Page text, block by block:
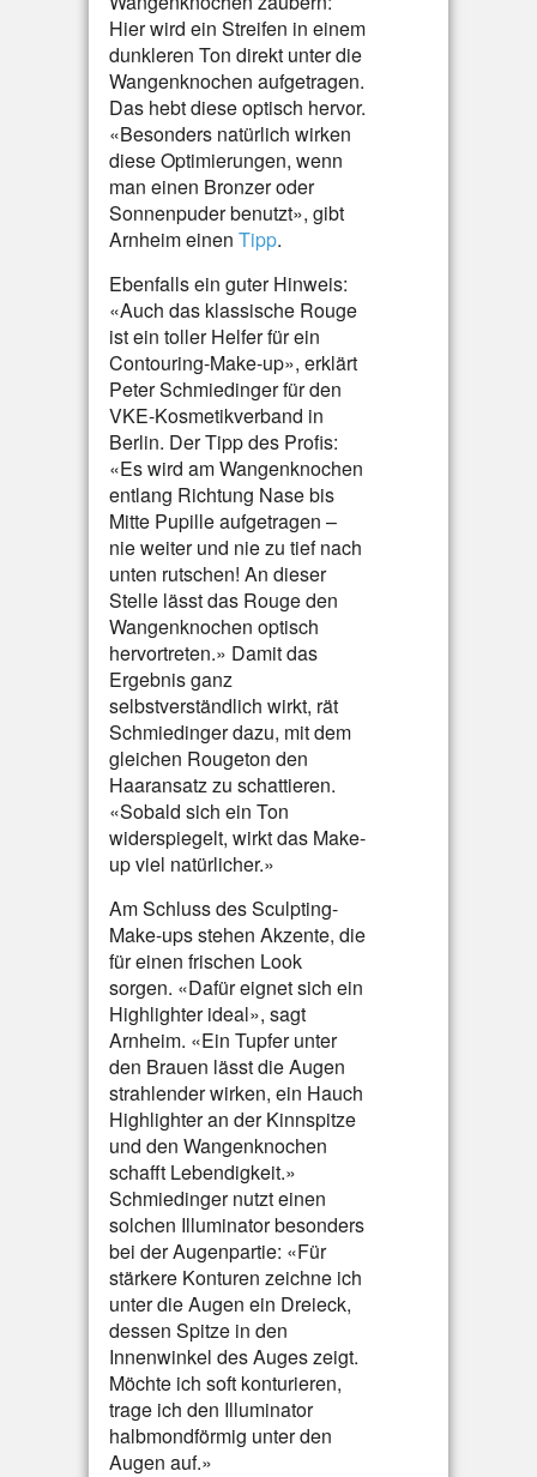
Hier wird ein Streifen in einem
dunkleren Ton direkt unter die
Wangenknochen aufgetragen.
Das hebt diese optisch hervor.
«Besonders natürlich wirken
diese Optimierungen, wenn
man einen Bronzer oder
Sonnenpuder benutzt», gibt
Arnheim einen Tipp.
Ebenfalls ein guter Hinweis:
«Auch das klassische Rouge
ist ein toller Helfer für ein
Contouring-Make-up», erklärt
Peter Schmiedinger für den
VKE-Kosmetikverband in
Berlin. Der Tipp des Profis:
«Es wird am Wangenknochen
entlang Richtung Nase bis
Mitte Pupille aufgetragen –
nie weiter und nie zu tief nach
unten rutschen! An dieser
Stelle lässt das Rouge den
Wangenknochen optisch
hervortreten.» Damit das
Ergebnis ganz
selbstverständlich wirkt, rät
Schmiedinger dazu, mit dem
gleichen Rougeton den
Haaransatz zu schattieren.
«Sobald sich ein Ton
widerspiegelt, wirkt das Make-
up viel natürlicher.»
Am Schluss des Sculpting-
Make-ups stehen Akzente, die
für einen frischen Look
sorgen. «Dafür eignet sich ein
Highlighter ideal», sagt
Arnheim. «Ein Tupfer unter
den Brauen lässt die Augen
strahlender wirken, ein Hauch
Highlighter an der Kinnspitze
und den Wangenknochen
schafft Lebendigkeit.»
Schmiedinger nutzt einen
solchen Illuminator besonders
bei der Augenpartie: «Für
stärkere Konturen zeichne ich
unter die Augen ein Dreieck,
dessen Spitze in den
Innenwinkel des Auges zeigt.
Möchte ich soft konturieren,
trage ich den Illuminator
halbmondförmig unter den
Augen auf.»